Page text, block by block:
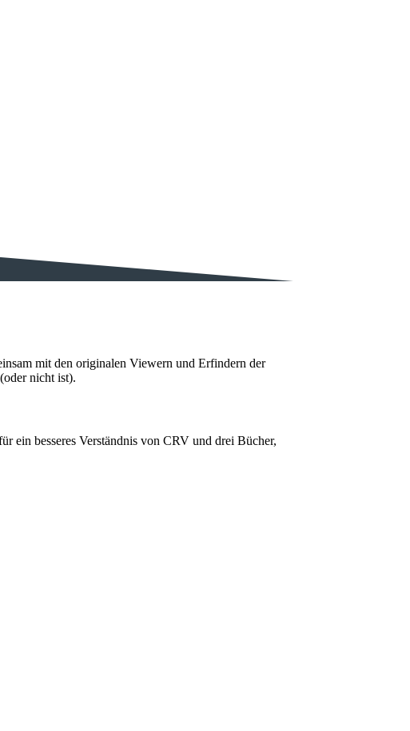
mit den originalen Viewern und Erfindern der
nicht ist).
ein besseres Verständnis von CRV und drei Bücher,